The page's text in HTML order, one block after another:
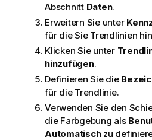
Abschnitt Daten.
Erweitern Sie unter
für die Sie Trendlinien
Klicken Sie unter
hinzufügen.
Definieren Sie die
für die Trendlinie.
Verwenden Sie den
die Farbgebung als
Automatischzu